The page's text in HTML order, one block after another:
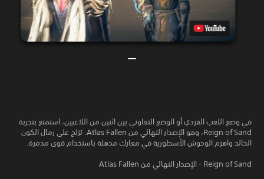
في وضع اللعب الفردي أو الوضع التعاوني بين اثنين من اللاعبين، استمتع بتجربة
Reign of Sand، وهو الإصدار النهائي من Atlas Fallen. تزلج على رمال الكون
الخالد واهزم الوحوش الأسطورية في معارك مذهلة باستخدام قوى مدمرة.
Reign of Sand - الإصدار النهائي من Atlas Fallen